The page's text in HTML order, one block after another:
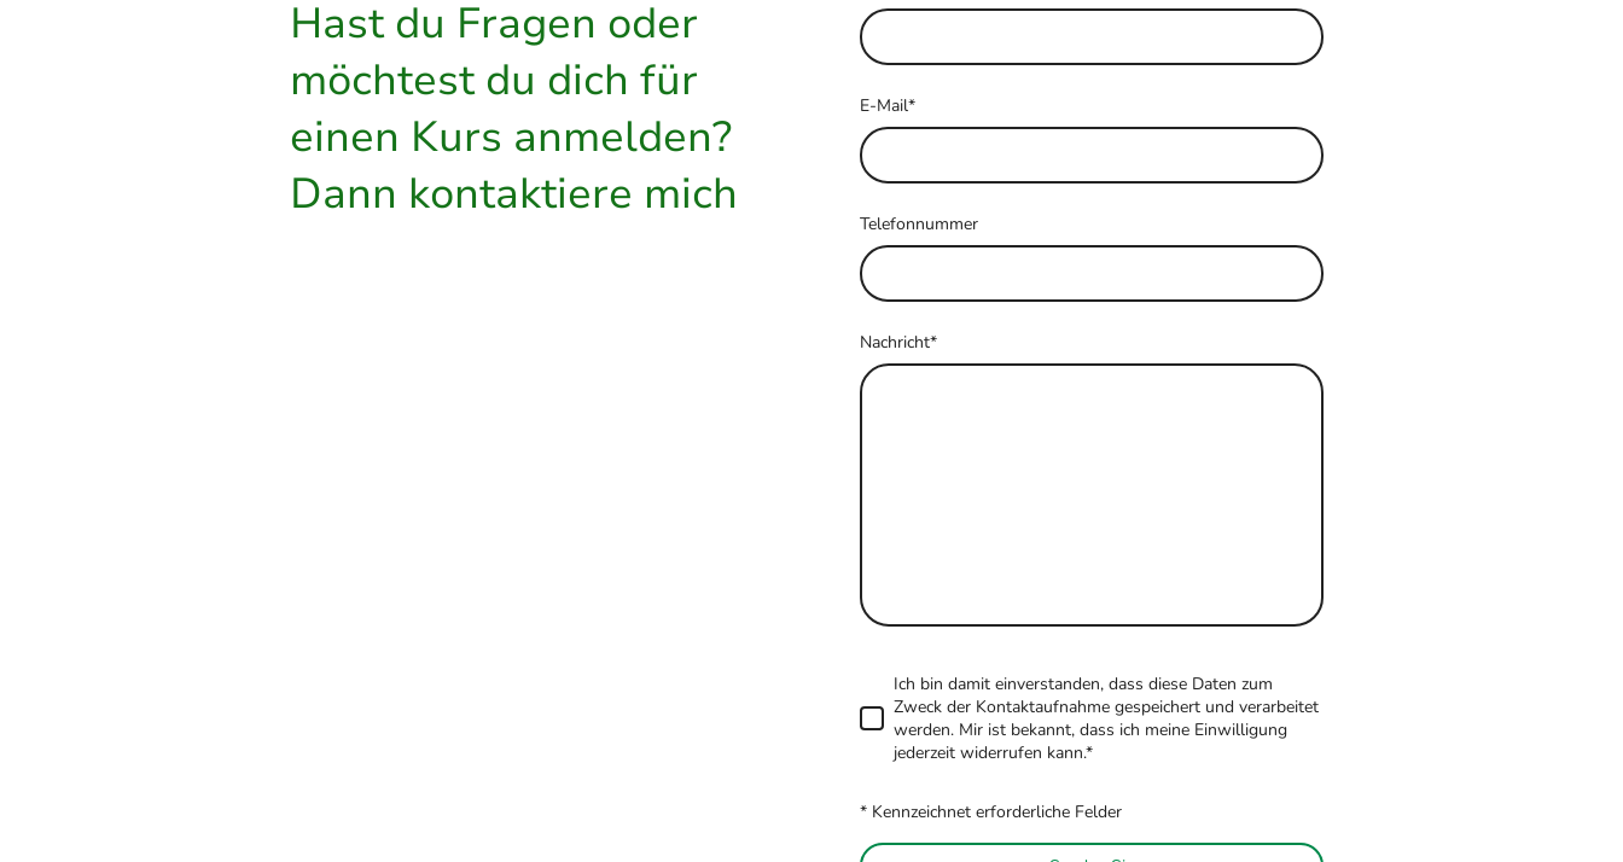
Hast du Fragen oder
möchtest du dich für
einen Kurs anmelden?
Dann kontaktiere mich
E-Mail*
Telefonnummer
Nachricht*
Ich bin damit einverstanden, dass diese Daten zum
Zweck der Kontaktaufnahme gespeichert und verarbeitet
werden. Mir ist bekannt, dass ich meine Einwilligung
jederzeit widerrufen kann.*
* Kennzeichnet erforderliche Felder